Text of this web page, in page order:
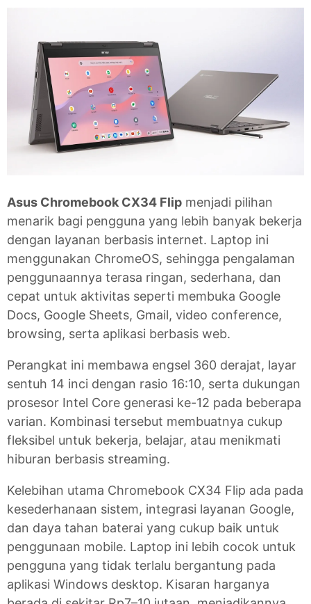
Asus Chromebook CX34 Flip menjadi pilihan
menarik bagi pengguna yang lebih banyak bekerja
dengan layanan berbasis internet. Laptop ini
menggunakan ChromeOS, sehingga pengalaman
penggunaannya terasa ringan, sederhana, dan
cepat untuk aktivitas seperti membuka Google
Docs, Google Sheets, Gmail, video conference,
browsing, serta aplikasi berbasis web.
Perangkat ini membawa engsel 360 derajat, layar
sentuh 14 inci dengan rasio 16:10, serta dukungan
prosesor Intel Core generasi ke-12 pada beberapa
varian. Kombinasi tersebut membuatnya cukup
fleksibel untuk bekerja, belajar, atau menikmati
hiburan berbasis streaming.
Kelebihan utama Chromebook CX34 Flip ada pada
kesederhanaan sistem, integrasi layanan Google,
dan daya tahan baterai yang cukup baik untuk
penggunaan mobile. Laptop ini lebih cocok untuk
pengguna yang tidak terlalu bergantung pada
aplikasi Windows desktop. Kisaran harganya